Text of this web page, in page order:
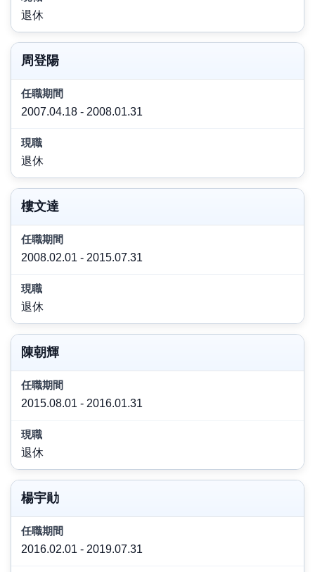
退休
周登陽
2007.04.18 - 2008.01.31
退休
樓文達
2008.02.01 - 2015.07.31
退休
陳朝輝
2015.08.01 - 2016.01.31
退休
楊宇勛
2016.02.01 - 2019.07.31